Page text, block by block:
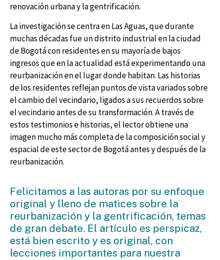
renovación urbana y la gentrificación.
La investigación se centra en Las Aguas, que durante
muchas décadas fue un distrito industrial en la ciudad
de Bogotá con residentes en su mayoría de bajos
ingresos que en la actualidad está experimentando una
reurbanización en el lugar donde habitan. Las historias
de los residentes reflejan puntos de vista variados sobre
el cambio del vecindario, ligados a sus recuerdos sobre
el vecindario antes de su transformación. A través de
estos testimonios e historias, el lector obtiene una
imagen mucho más completa de la composición social y
espacial de este sector de Bogotá antes y después de la
reurbanización.
Felicitamos a las autoras por su enfoque
original y lleno de matices sobre la
reurbanización y la gentrificación, temas
de gran debate. El artículo es perspicaz,
está bien escrito y es original, con
lecciones importantes para nuestra